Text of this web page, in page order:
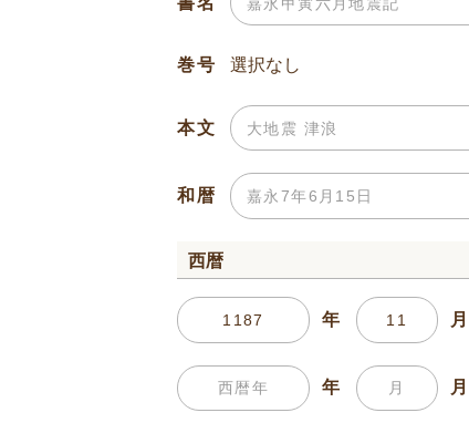
巻号
本文
和暦
西暦
年 月
年 月